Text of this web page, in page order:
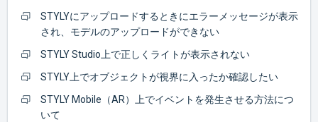
STYLYにアップロードするときにエラーメッセージが表示
され、モデルのアップロードができない
STYLY Studio上で正しくライトが表示されない
STYLY上でオブジェクトが視界に入ったか確認したい
STYLY Mobile（AR）上でイベントを発生させる方法につ
いて